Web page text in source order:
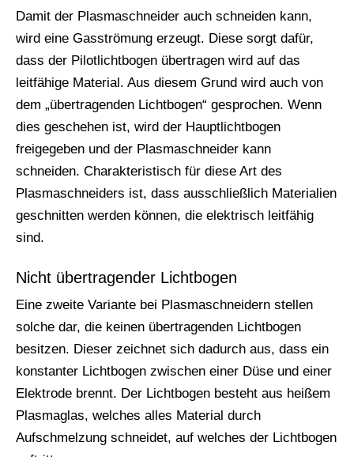
Damit der Plasmaschneider auch schneiden kann,
wird eine Gasströmung erzeugt. Diese sorgt dafür,
dass der Pilotlichtbogen übertragen wird auf das
leitfähige Material. Aus diesem Grund wird auch von
dem „übertragenden Lichtbogen“ gesprochen. Wenn
dies geschehen ist, wird der Hauptlichtbogen
freigegeben und der Plasmaschneider kann
schneiden. Charakteristisch für diese Art des
Plasmaschneiders ist, dass ausschließlich Materialien
geschnitten werden können, die elektrisch leitfähig
sind.
Nicht übertragender Lichtbogen
Eine zweite Variante bei Plasmaschneidern stellen
solche dar, die keinen übertragenden Lichtbogen
besitzen. Dieser zeichnet sich dadurch aus, dass ein
konstanter Lichtbogen zwischen einer Düse und einer
Elektrode brennt. Der Lichtbogen besteht aus heißem
Plasmaglas, welches alles Material durch
Aufschmelzung schneidet, auf welches der Lichtbogen